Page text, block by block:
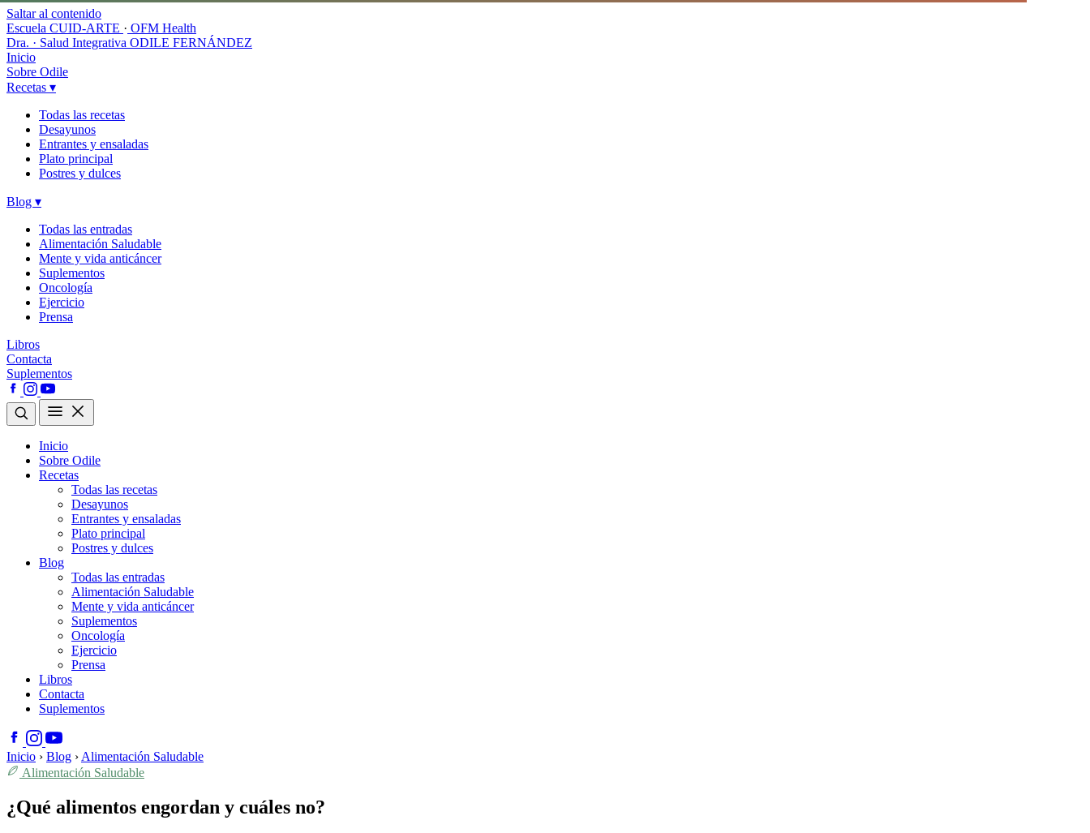
Saltar al contenido
Escuela CUID-ARTE · OFM Health
Dra. · Salud Integrativa ODILE FERNÁNDEZ
Inicio
Sobre Odile
Recetas ▾
Todas las recetas
Desayunos
Entrantes y ensaladas
Plato principal
Postres y dulces
Blog ▾
Todas las entradas
Alimentación Saludable
Mente y vida anticáncer
Suplementos
Oncología
Ejercicio
Prensa
Libros
Contacta
Suplementos
Inicio
Sobre Odile
Recetas
Todas las recetas
Desayunos
Entrantes y ensaladas
Plato principal
Postres y dulces
Blog
Todas las entradas
Alimentación Saludable
Mente y vida anticáncer
Suplementos
Oncología
Ejercicio
Prensa
Libros
Contacta
Suplementos
Inicio › Blog › Alimentación Saludable
Alimentación Saludable
¿Qué alimentos engordan y cuáles no?